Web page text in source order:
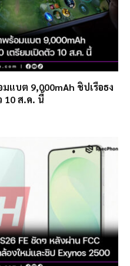
แบต 9,000mAh ชิปเรือธง
10 ส.ค. นี้